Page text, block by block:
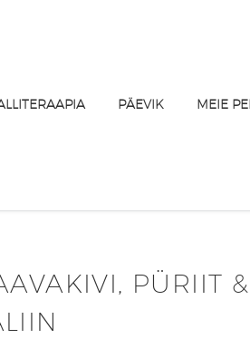
PÄEVIK MEIE
PÜRIIT &